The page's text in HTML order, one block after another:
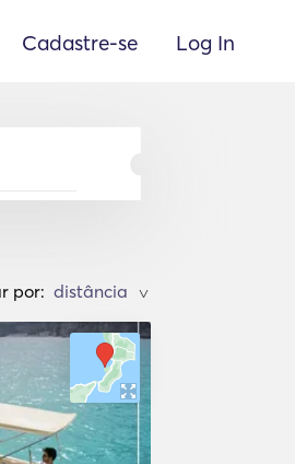
Cadastre-se Log In
por: >